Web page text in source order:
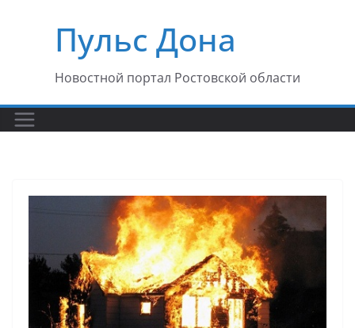
содержимомуПульс Дона
Новостной портал Ростовской области